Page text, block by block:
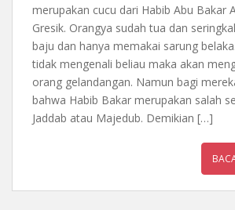
merupakan cucu dari Habib Abu Bakar
Gresik. Orangya sudah tua dan
baju dan hanya memakai sarung
tidak mengenali beliau maka akan
orang gelandangan. Namun bagi
bahwa Habib Bakar merupakan salah
Jaddab atau Majedub. Demikian […]